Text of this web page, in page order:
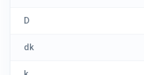
D
dk